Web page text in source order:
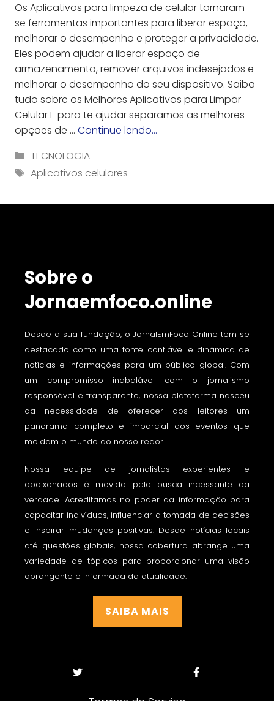
Os Aplicativos para limpeza de celular tornaram-
se ferramentas importantes para liberar espaço,
melhorar o desempenho e proteger a privacidade.
Eles podem ajudar a liberar espaço de
armazenamento, remover arquivos indesejados e
melhorar o desempenho do seu dispositivo. Saiba
tudo sobre os Melhores Aplicativos para Limpar
Celular E para te ajudar separamos as melhores
opções de … Continue lendo…
Categorias
TECNOLOGIA
Tag
Aplicativos celulares
Sobre o
Jornaemfoco.online
Desde a sua fundação, o JornalEmFoco Online tem se
destacado como uma fonte confiável e dinâmica de
notícias e informações para um público global. Com
um compromisso inabalável com o jornalismo
responsável e transparente, nossa plataforma nasceu
da necessidade de oferecer aos leitores um
panorama completo e imparcial dos eventos que
moldam o mundo ao nosso redor.
Nossa equipe de jornalistas experientes e
apaixonados é movida pela busca incessante da
verdade. Acreditamos no poder da informação para
capacitar indivíduos, influenciar a tomada de decisões
e inspirar mudanças positivas. Desde notícias locais
até questões globais, nossa cobertura abrange uma
variedade de tópicos para proporcionar uma visão
abrangente e informada da atualidade.
SAIBA MAIS